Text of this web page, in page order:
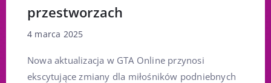
przestworzach
4 marca 2025
Nowa aktualizacja w GTA Online przynosi
ekscytujące zmiany dla miłośników podniebnych